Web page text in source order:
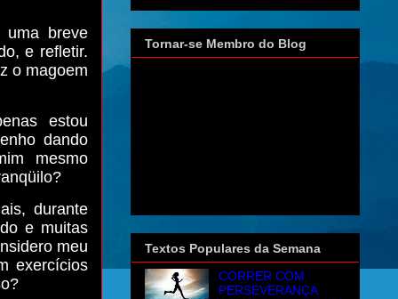
breve
e refletir.
o magoem
estou
dando
mesmo
durante
e muitas
meu
exercícios
Tornar-se Membro do Blog
Textos Populares da Semana
CORRER COM
PERSEVERANÇA